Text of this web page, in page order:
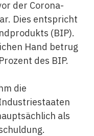
der Corona-
Dies entspricht
(BIP).
Hand betrug
des BIP.
die
als